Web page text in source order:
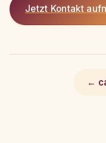
Jetzt Kontakt
←